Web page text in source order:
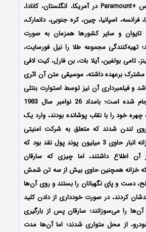
استریم پارامونت پلاس +Paramount در آمریکا، انگلستان، کانادا،
فرانسه، اسپانیا، چین، کره جنوبی، دانمارک،
تایوان و سایر کشورها همزمان به صورت
تهیه‌کنندگی مجموعه طلا را نیل فورسایت،
تامی بولفین، آیلا بات، بن فارل، کیت لافی
برعهده داشته، موسیقی متن آن اثری
و فیلمبرداری آن نیز توسط استوارت بنتلی
و سیمون تیندال انجام شده است؛ بامداد 26 نوامبر سال 1983
خود را با نقاب پوشانده بودند، وارد یک
لندن شدند که متعلق به شرکت امنیتی
برینکس مت بود؛ خزانه انبار حاوی 3 میلیون پوند پول نقد بود که
آن اطلاع داشتند، اما چیزی که سارقان
که خزانه همچنین حاوی بیش از سه تن شمش
دست و پای نگهبانان را بستند و روی آن‌ها
کردند، در صورت خودداری از دادن کلید
را می‌سوزانند؛ سارقان پس از بارگیری
از محل متواری شدند؛ اما آن‌ها مدت